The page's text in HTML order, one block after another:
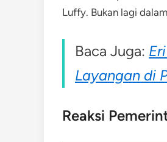
Luffy. Bukan lagi
Baca Juga:
Layangan di
Reaksi